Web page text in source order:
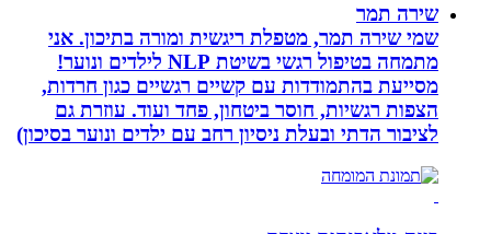
שירה תמר
שמי שירה תמר, מטפלת ריגשית ומורה בתיכון. אני
מתמחה בטיפול רגשי בשיטת NLP לילדים ונוער!
מסייעת בהתמודדות עם קשיים רגשיים כגון חרדות,
הצפות רגשיות, חוסר ביטחון, פחד ועוד. עוזרת גם
לציבור הדתי ובעלת ניסיון רחב עם ילדים ונוער בסיכון)